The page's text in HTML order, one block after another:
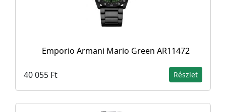
Emporio Armani Mario Green AR11472
40 055 Ft Részlet